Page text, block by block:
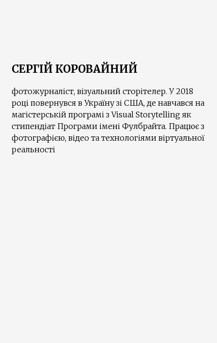
СЕРГІЙ КОРОВАЙНИЙ
фотожурналіст, візуальний сторітелер. У 2018
році повернувся в Україну зі США, де навчався на
магістерській програмі з Visual Storytelling як
стипендіат Програми імені Фулбрайта. Працює з
фотографією, відео та технологіями віртуальної
реальності